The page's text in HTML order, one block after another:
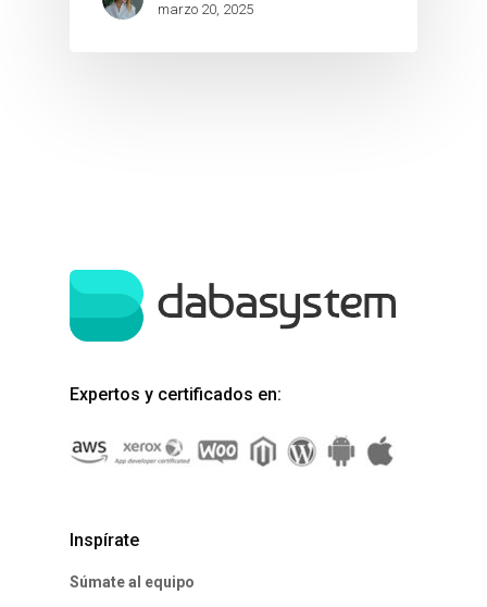
marzo 20, 2025
Expertos y certificados en:
Inspírate
Súmate al equipo
Contacto